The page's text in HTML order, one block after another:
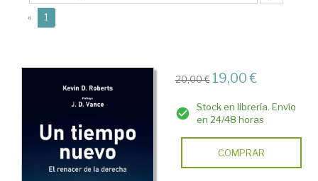
« 1
20,00 € 19,00 €
Stock en librería. Envío
en 24/48 horas
COMPRAR